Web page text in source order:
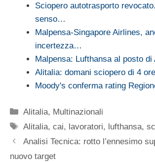
Sciopero autotrasporto
senso…
Malpensa-Singapore Airlines,
incertezza…
Malpensa: Lufthansa al posto di
Alitalia: domani sciopero di 4 ore
Moody's conferma rating
Categorie
Alitalia, Multinazionali
Tag
Alitalia,cai, lavoratori, lufthansa,
Analisi Tecnica: rotto l’ennesimo
nuovo target